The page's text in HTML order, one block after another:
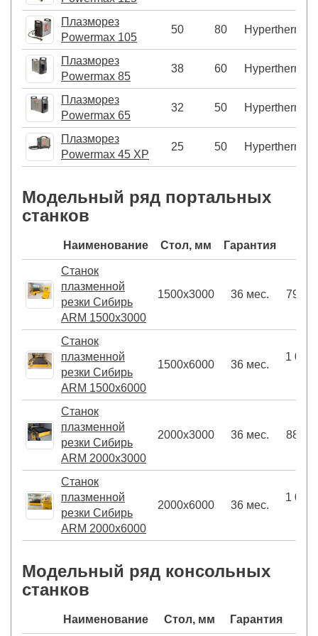
Плазморез
Powermax 105
50 80 Hypertherm
Плазморез
Powermax 85
38 60 Hypertherm
Плазморез
Powermax 65
32 50 Hypertherm
Плазморез
Powermax 45 XP
25 50 Hypertherm
Модельный ряд портальных
станков
Наименование Стол, мм Гарантия
Станок
плазменной
резки Сибирь
ARM 1500х3000
1500х3000 36 мес. 790
Станок
плазменной
резки Сибирь
АRМ 1500х6000
1500х6000 36 мес.
1 010
Станок
плазменной
резки Сибирь
ARM 2000х3000
2000х3000 36 мес. 880
Станок
плазменной
резки Сибирь
ARM 2000х6000
2000х6000 36 мес.
1 060
Модельный ряд консольных
станков
Наименование Стол, мм Гарантия